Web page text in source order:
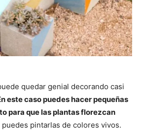
quedar genial decorando casi
este caso puedes hacer pequeñas
para que las plantas florezcan
puedes pintarlas de colores vivos.